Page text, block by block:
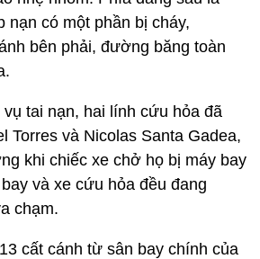
nạn có một phần bị cháy,
bên phải, đường băng toàn
tai nạn, hai lính cứu hỏa đã
Torres và Nicolas Santa Gadea,
khi chiếc xe chở họ bị máy bay
và xe cứu hỏa đều đang
chạm.
cất cánh từ sân bay chính của